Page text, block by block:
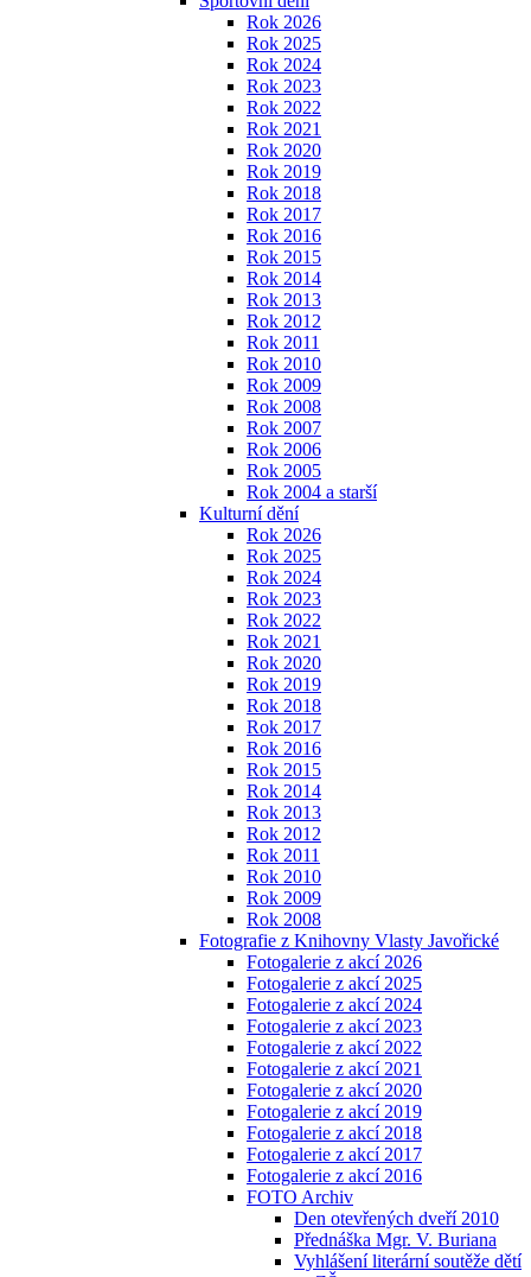
Rok 2026
Rok 2025
Rok 2024
Rok 2023
Rok 2022
Rok 2021
Rok 2020
Rok 2019
Rok 2018
Rok 2017
Rok 2016
Rok 2015
Rok 2014
Rok 2013
Rok 2012
Rok 2011
Rok 2010
Rok 2009
Rok 2008
Rok 2007
Rok 2006
Rok 2005
Rok 2004 a starší
Kulturní dění
Rok 2026
Rok 2025
Rok 2024
Rok 2023
Rok 2022
Rok 2021
Rok 2020
Rok 2019
Rok 2018
Rok 2017
Rok 2016
Rok 2015
Rok 2014
Rok 2013
Rok 2012
Rok 2011
Rok 2010
Rok 2009
Rok 2008
Fotografie z Knihovny Vlasty Javořické
Fotogalerie z akcí 2026
Fotogalerie z akcí 2025
Fotogalerie z akcí 2024
Fotogalerie z akcí 2023
Fotogalerie z akcí 2022
Fotogalerie z akcí 2021
Fotogalerie z akcí 2020
Fotogalerie z akcí 2019
Fotogalerie z akcí 2018
Fotogalerie z akcí 2017
Fotogalerie z akcí 2016
FOTO Archiv
Den otevřených dveří 2010
Přednáška Mgr. V. Buriana
Vyhlášení literární soutěže dětí